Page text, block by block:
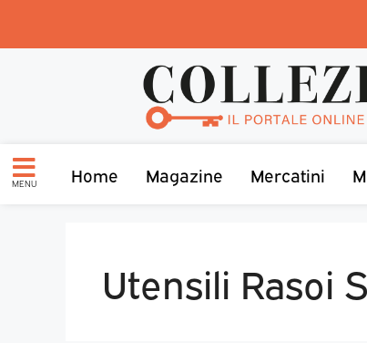
MENU Home Magazine Mercatini
Utensili Rasoi